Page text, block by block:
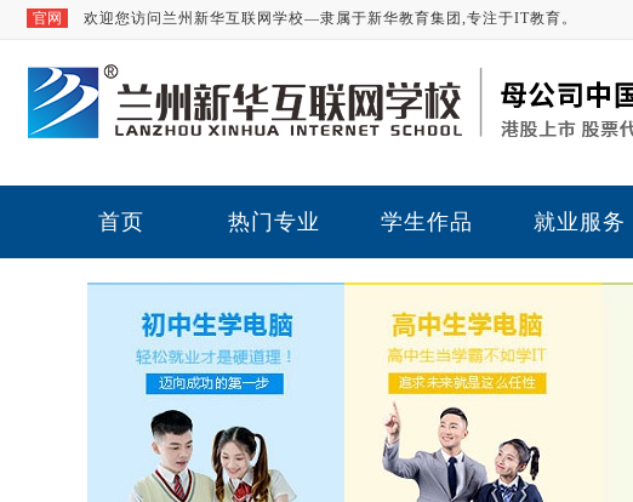
官网 欢迎您访问兰州新华互联网学校—隶属于新华教育集团,专注于IT教育。
首页 热门专业 学生作品 就业服务